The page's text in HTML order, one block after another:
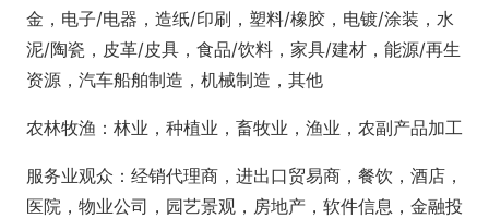
金，电子/电器，造纸/印刷，塑料/橡胶，电镀/涂装，水
泥/陶瓷，皮革/皮具，食品/饮料，家具/建材，能源/再生
资源，汽车船舶制造，机械制造，其他
农林牧渔：林业，种植业，畜牧业，渔业，农副产品加工
服务业观众：经销代理商，进出口贸易商，餐饮，酒店，
医院，物业公司，园艺景观，房地产，软件信息，金融投